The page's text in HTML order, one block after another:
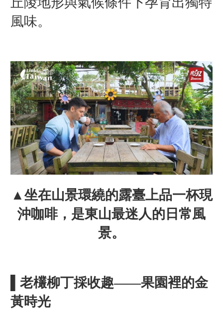
風味。
▲坐在山景環繞的露臺上品一杯現
沖咖啡，是東山最迷人的日常風
景。
▌老欉柳丁採收趣——果園裡的金
黃時光